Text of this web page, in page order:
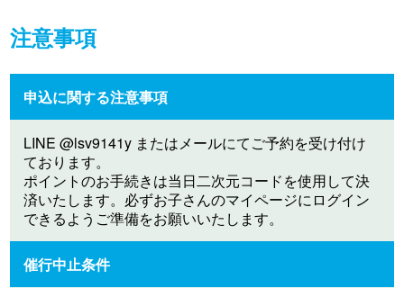
注意事項
申込に関する注意事項
LINE @lsv9141y またはメールにてご予約を受け付け
ております。
ポイントのお手続きは当日二次元コードを使用して決
済いたします。必ずお子さんのマイページにログイン
できるようご準備をお願いいたします。
催行中止条件